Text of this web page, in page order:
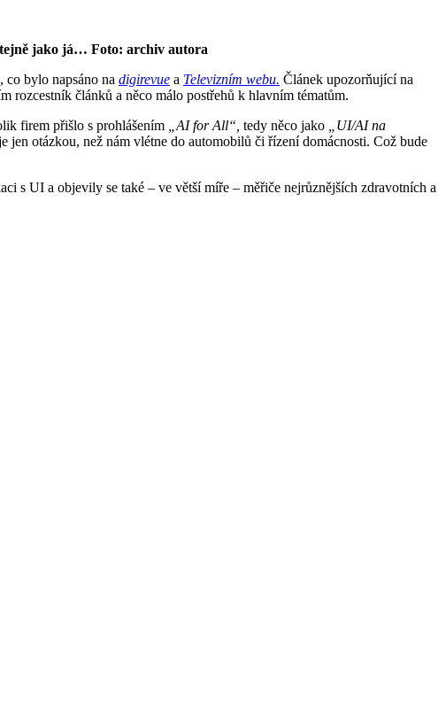
jako já… Foto: archiv autora
co bylo napsáno na digirevue a Televizním webu. Článek upozorňující na
rozcestník článků a něco málo postřehů k hlavním tématům.
firem přišlo s prohlášením
„AI for All“, tedy něco jako
„UI/AI na
jen otázkou, než nám vlétne do automobilů či řízení domácnosti. Což bude
s UI a objevily se také – ve větší míře – měřiče nejrůznějších zdravotních a